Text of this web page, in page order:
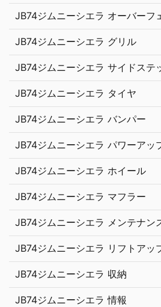
JB74ジムニーシエラ オーバーフ
JB74ジムニーシエラ グリル
JB74ジムニーシエラ サイドステ
JB74ジムニーシエラ タイヤ
JB74ジムニーシエラ バンパー
JB74ジムニーシエラ パワーアッ
JB74ジムニーシエラ ホイール
JB74ジムニーシエラ マフラー
JB74ジムニーシエラ メンテナン
JB74ジムニーシエラ リフトアッ
JB74ジムニーシエラ 収納
JB74ジムニーシエラ 情報